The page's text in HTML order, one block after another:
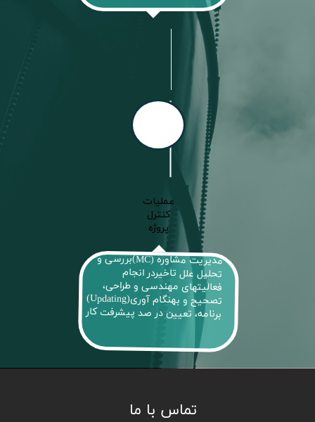
​مدیریت مشاوره (MC)بررسی و
تحلیل علل تاخیردر انجام
فعالیتهای مهندسی و طراحی،
تصحیح و بهنگام آوری(Updating)
برنامه، تعیین در صد پیشرفت کار
عملیات
کنترل
​​​​​​​پروژه
تماس با ما